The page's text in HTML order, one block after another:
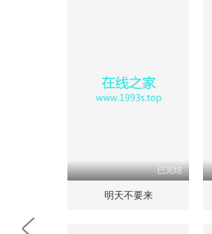
已完结
明天不要来